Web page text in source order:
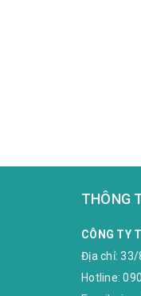
THÔNG
CÔNG TY
Địa chỉ:33/
Hotline: